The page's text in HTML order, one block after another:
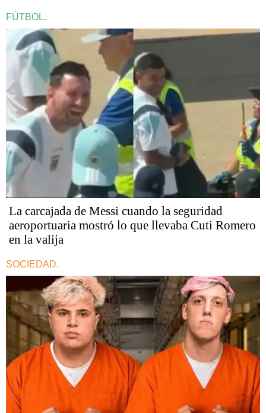
FÚTBOL.
La carcajada de Messi cuando la seguridad
aeroportuaria mostró lo que llevaba Cuti Romero
en la valija
SOCIEDAD.